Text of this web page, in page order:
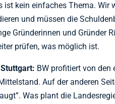
ist kein einfaches Thema. Wir
und müssen die
Gründerinnen und Gründer
prüfen, was möglich ist.
BW profitiert von den
Auf der anderen
Was plant die